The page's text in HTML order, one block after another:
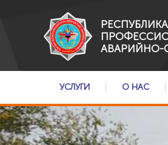
АВАРИЙНО-
УСЛУГИ О НАС